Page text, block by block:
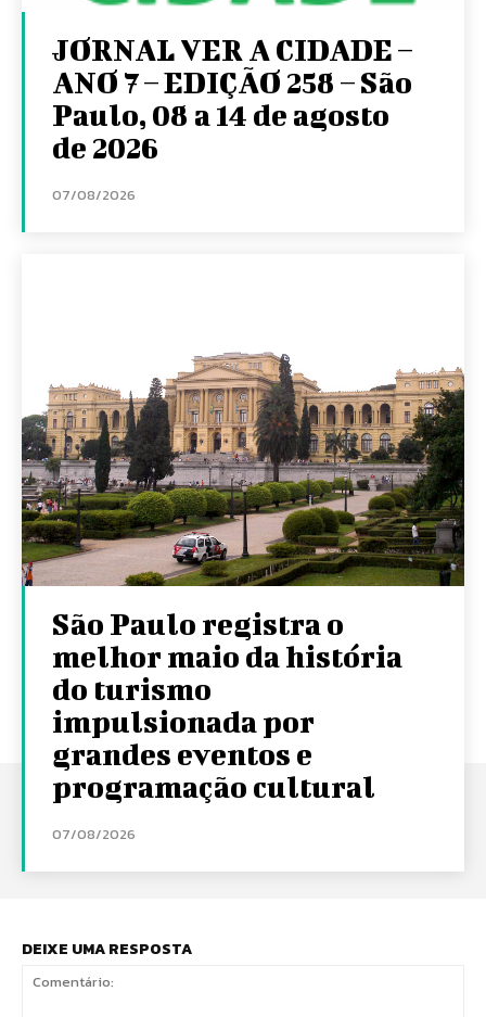
JORNAL VER A CIDADE –
ANO 7 – EDIÇÃO 258 – São
Paulo, 08 a 14 de agosto
de 2026
07/08/2026
São Paulo registra o
melhor maio da história
do turismo
impulsionada por
grandes eventos e
programação cultural
07/08/2026
DEIXE UMA RESPOSTA